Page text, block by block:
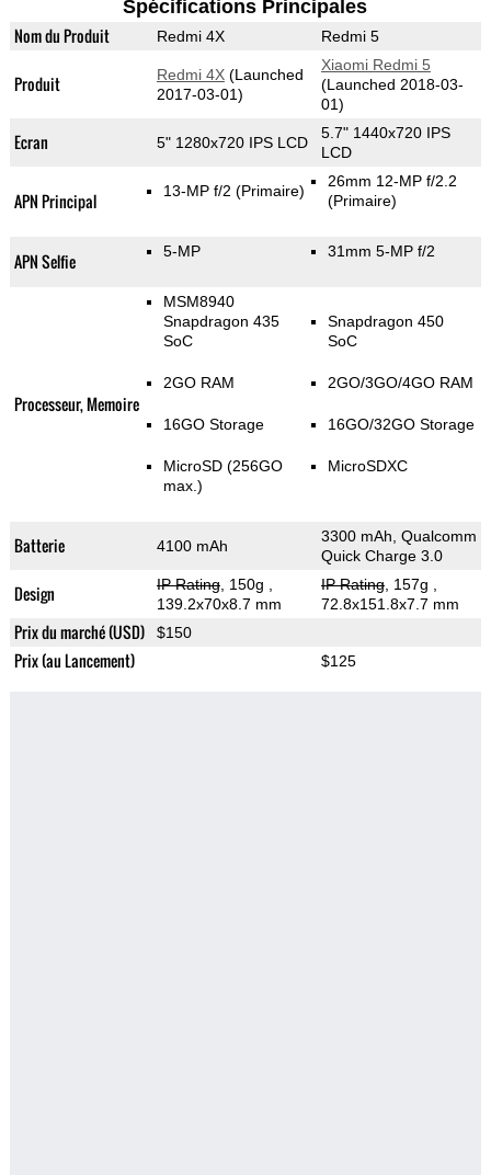
Spécifications Principales
Nom du Produit Redmi 4X Redmi 5
Produit Redmi 4X(Launched
2017-03-01)
Xiaomi Redmi 5
(Launched 2018-03-
01)
Ecran 5" 1280x720 IPS LCD
5.7" 1440x720 IPS
LCD
APN Principal 13-MP f/2 (Primaire)
26mm 12-MP f/2.2
(Primaire)
APN Selfie 5-MP 31mm 5-MP f/2
Processeur, Memoire
MSM8940
Snapdragon 435
SoC
2GO RAM
16GO Storage
MicroSD (256GO
max.)
Snapdragon 450
SoC
2GO/3GO/4GO RAM
16GO/32GO Storage
MicroSDXC
Batterie 4100 mAh
3300 mAh, Qualcomm
Quick Charge 3.0
Design IP Rating, 150g
139.2x70x8.7 mm
IP Rating, 157g
72.8x151.8x7.7 mm
Prix du marché (USD) $150
Prix (au Lancement) $125